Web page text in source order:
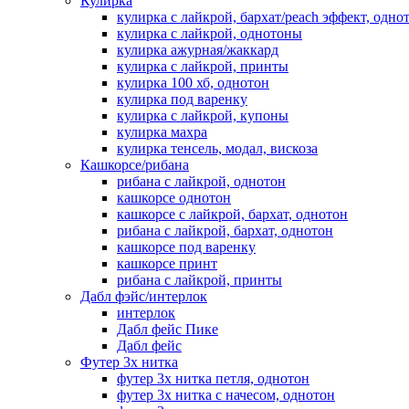
кулирка с лайкрой, бархат/peach эффект,
кулирка с лайкрой, однотоны
кулирка ажурная/жаккард
кулирка с лайкрой, принты
кулирка 100 хб, однотон
кулирка под варенку
кулирка с лайкрой, купоны
кулирка махра
кулирка тенсель, модал, вискоза
Кашкорсе/рибана
рибана с лайкрой, однотон
кашкорсе однотон
кашкорсе с лайкрой, бархат, однотон
рибана с лайкрой, бархат, однотон
кашкорсе под варенку
кашкорсе принт
рибана с лайкрой, принты
Дабл фэйс/интерлок
интерлок
Дабл фейс Пике
Дабл фейс
Футер 3х нитка
футер 3х нитка петля, однотон
футер 3х нитка с начесом, однотон